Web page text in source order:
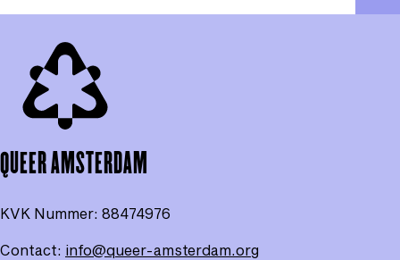
naar
QUEER AMSTERDAM
KVK Nummer: 88474976
Contact: info@queer-amsterdam.org